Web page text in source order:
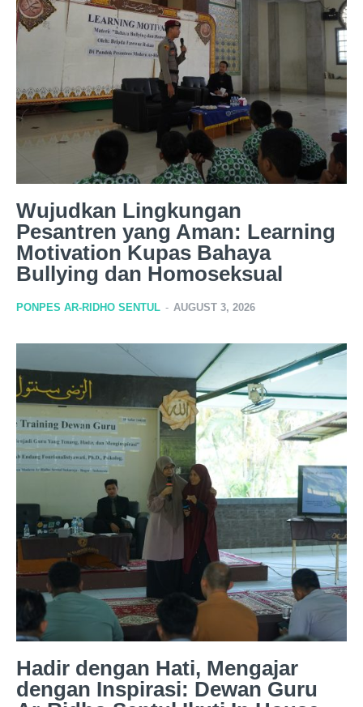
Wujudkan Lingkungan
Pesantren yang Aman: Learning
Motivation Kupas Bahaya
Bullying dan Homoseksual
PONPES AR-RIDHO SENTUL - AUGUST 3, 2026
Hadir dengan Hati, Mengajar
dengan Inspirasi: Dewan Guru